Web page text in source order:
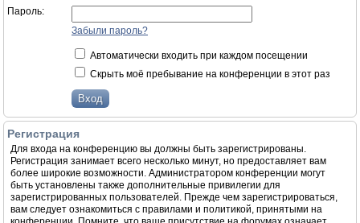
Пароль:
Забыли пароль?
Автоматически входить при каждом посещении
Скрыть моё пребывание на конференции в этот раз
Регистрация
Для входа на конференцию вы должны быть зарегистрированы.
Регистрация занимает всего несколько минут, но предоставляет вам
более широкие возможности. Администратором конференции могут
быть установлены также дополнительные привилегии для
зарегистрированных пользователей. Прежде чем зарегистрироваться,
вам следует ознакомиться с правилами и политикой, принятыми на